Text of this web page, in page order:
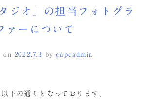
ジオ」の担当フォトグラ
ァーについて
on 2022.7.3 by capeadmin
下の通りとなっております。